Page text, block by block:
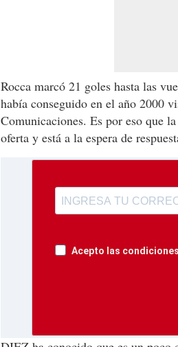
Rocca marcó 21 goles hasta las
había conseguido en el año 2000
Comunicaciones. Es por eso que
oferta y está a la espera de
Acepto las